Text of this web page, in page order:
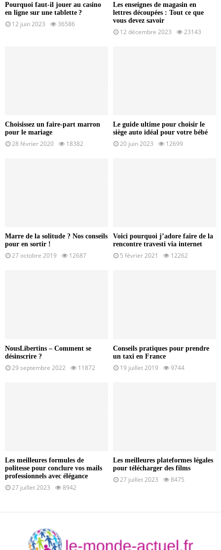
Pourquoi faut-il jouer au casino
en ligne sur une tablette ?
12 juin 2023 36586
Les enseignes de magasin en
lettres découpées : Tout ce que
vous devez savoir
12 décembre 2023 23143
Choisissez un faire-part marron
pour le mariage
28 février 2020 18382
Le guide ultime pour choisir le
siège auto idéal pour votre bébé
20 juin 2023 12699
Marre de la solitude ? Nos conseils
pour en sortir !
27 octobre 2019 12687
Voici pourquoi j’adore faire de la
rencontre travesti via internet
5 février 2021 12262
NousLibertins – Comment se
désinscrire ?
29 septembre 2022 11872
Conseils pratiques pour prendre
un taxi en France
19 juillet 2019 9744
Les meilleures formules de
politesse pour conclure vos mails
professionnels avec élégance
27 juillet 2023 8942
Les meilleures plateformes légales
pour télécharger des films
27 juillet 2023 8475